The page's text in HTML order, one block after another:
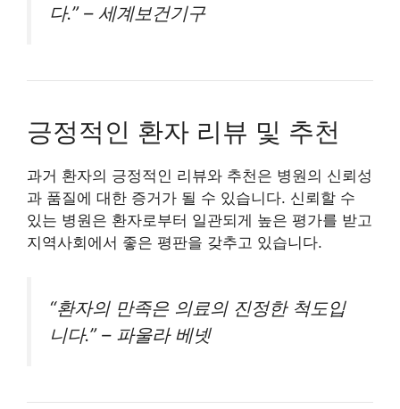
다.” – 세계보건기구
긍정적인 환자 리뷰 및 추천
과거 환자의 긍정적인 리뷰와 추천은 병원의 신뢰성
과 품질에 대한 증거가 될 수 있습니다. 신뢰할 수
있는 병원은 환자로부터 일관되게 높은 평가를 받고
지역사회에서 좋은 평판을 갖추고 있습니다.
“환자의 만족은 의료의 진정한 척도입
니다.” – 파울라 베넷